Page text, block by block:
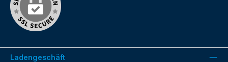
Ladengeschäft